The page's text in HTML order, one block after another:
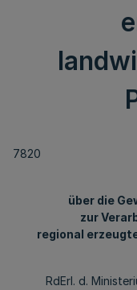
7820
über die
zur
regional
RdErl. d.